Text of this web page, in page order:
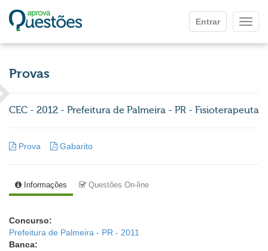
Entrar
Provas
CEC - 2012 - Prefeitura de Palmeira - PR - Fisioterapeuta
Prova Gabarito
Informações Questões On-line
Concurso:
Prefeitura de Palmeira - PR - 2011
Banca: